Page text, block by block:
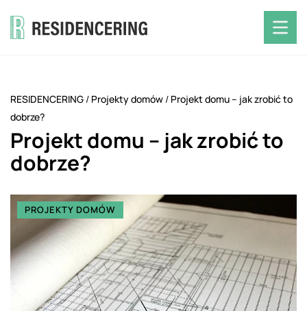
RESIDENCERING / Projekty domów / Projekt domu – jak zrobić to
dobrze?
Projekt domu – jak zrobić to
dobrze?
PROJEKTY DOMÓW